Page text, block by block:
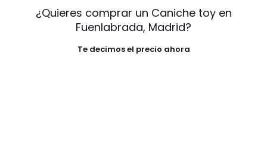
¿Quieres comprar un Caniche toy en
Fuenlabrada, Madrid?
Te decimos el precio ahora